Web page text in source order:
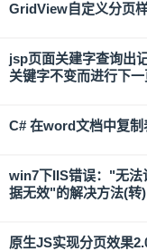
GridView自定义分页
jsp页面关建字查询出
关键字不变而进行下一
C# 在word文档中复
win7下IIS错误："无法
据无效"的解决方法(转)
原生JS实现分页效果